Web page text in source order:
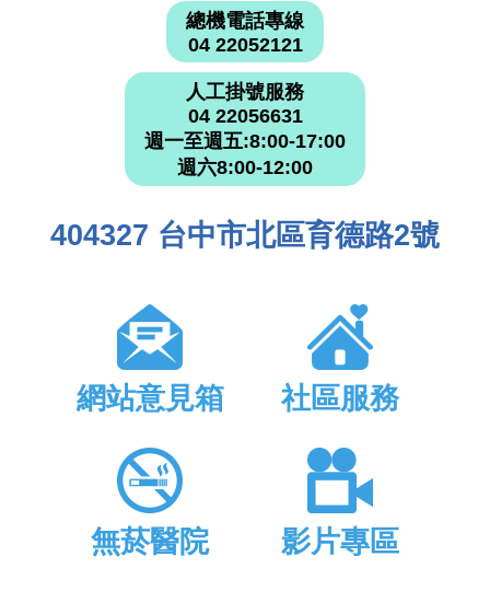
總機電話專線
04 22052121
人工掛號服務
04 22056631
週一至週五:8:00-17:00
週六8:00-12:00
404327 台中市北區育德路2號
網站意見箱 社區服務
無菸醫院 影片專區